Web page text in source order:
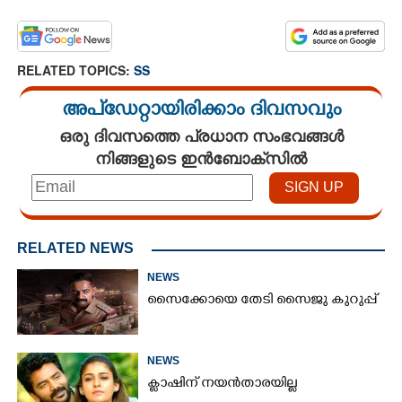
RELATED TOPICS: SS
അപ്ഡേറ്റായിരിക്കാം ദിവസവും
ഒരു ദിവസത്തെ പ്രധാന സംഭവങ്ങൾ
നിങ്ങളുടെ ഇൻബോക്സിൽ
RELATED NEWS
NEWS
സൈക്കോയെ തേടി സൈജു കുറുപ്പ്
NEWS
ക്ലാഷിന് നയൻതാരയില്ല